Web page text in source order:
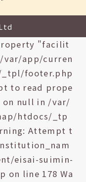
"facilit
app/curren
footer.php
to read prope
null in /var/
htdocs/_tp
Attempt t
eisai-suimin-
line 178 Wa